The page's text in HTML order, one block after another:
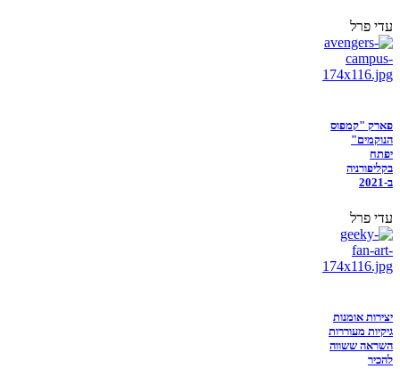
עדי פרל
פארק "קמפוס
הנוקמים"
יפתח
בקליפורניה
ב-2021
עדי פרל
יצירות אומנות
גיקיות מעוררות
השראה ששווה
להכיר